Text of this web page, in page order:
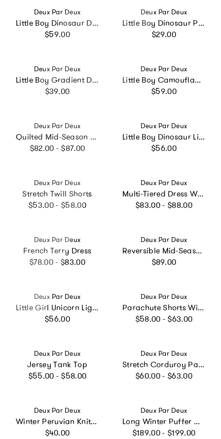
Vendor:
Deux Par Deux
Little Boy Dinosaur Durable Spacious Organized Backpack
Regular price
$59.00
Vendor:
Deux Par Deux
Little Boy Dinosaur Playful Durable Compact Snack Box
Regular price
$29.00
Vendor:
Deux Par Deux
Little Boy Gradient Durable Everyday Lunch Box
Regular price
$39.00
Vendor:
Deux Par Deux
Little Boy Camouflage Durable Spacious Multi-Compartment Backpack
Regular price
$59.00
Vendor:
Deux Par Deux
Quilted Mid-Season Jacket Green Floral Print
Regular price
$82.00 - $87.00
Vendor:
Deux Par Deux
Little Boy Dinosaur Lightweight Spacious Backpack
Regular price
$56.00
Vendor:
Deux Par Deux
Stretch Twill Shorts
Regular price
$53.00 - $58.00
Vendor:
Deux Par Deux
Multi-Tiered Dress With Smocking
Regular price
$83.00 - $88.00
Vendor:
Deux Par Deux
French Terry Dress
Regular price
$78.00 - $83.00
Vendor:
Deux Par Deux
Reversible Mid-Season Jacket Pale Pink
Regular price
$89.00
Vendor:
Deux Par Deux
Little Girl Unicorn Lightweight Spacious Backpack
Regular price
$56.00
Vendor:
Deux Par Deux
Parachute Shorts With Patch Pockets
Regular price
$58.00 - $63.00
Vendor:
Deux Par Deux
Jersey Tank Top
Regular price
$55.00 - $58.00
Vendor:
Deux Par Deux
Stretch Corduroy Pants with Cargo Pocket Brown Sugar
Regular price
$60.00 - $63.00
Vendor:
Deux Par Deux
Winter Peruvian Knit Hat with Pompom Violet
Regular price
$40.00
Vendor:
Deux Par Deux
Long Winter Puffer Coat Violet
Regular price
$189.00 - $199.00